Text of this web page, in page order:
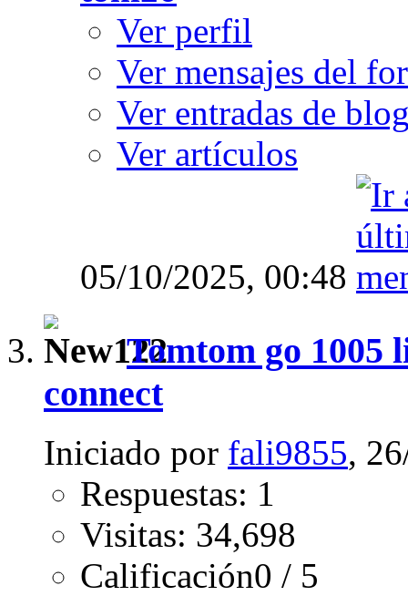
Ver perfil
Ver mensajes del
Ver entradas de
Ver artículos
05/10/2025, 00:48
Tomtom go 1005
connect
Iniciado por fali9855,
Respuestas: 1
Visitas: 34,698
Calificación0 / 5